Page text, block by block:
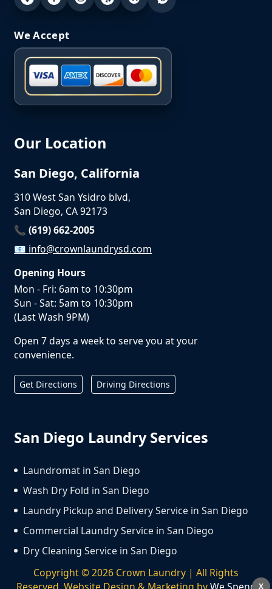
We Accept
Our Location
San Diego, California
310 West San Ysidro blvd,
San Diego, CA 92173
📞 (619) 662-2005
📧 info@crownlaundrysd.com
Opening Hours
Mon - Fri: 6am to 10:30pm
Sun - Sat: 5am to 10:30pm
(Last Wash 9PM)
Open 7 days a week to serve you at your
convenience.
Get Directions Driving Directions
San Diego Laundry Services
Laundromat in San Diego
Wash Dry Fold in San Diego
Laundry Pickup and Delivery Service in San Diego
Commercial Laundry Service in San Diego
Dry Cleaning Service in San Diego
Copyright ©2026 Crown Laundry | All Rights
X